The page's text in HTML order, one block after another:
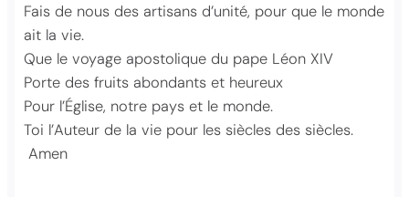
Fais de nous des artisans d’unité, pour que le monde
ait la vie.
Que le voyage apostolique du pape Léon XIV
Porte des fruits abondants et heureux
Pour l’Église, notre pays et le monde.
Toi l’Auteur de la vie pour les siècles des siècles.
Amen